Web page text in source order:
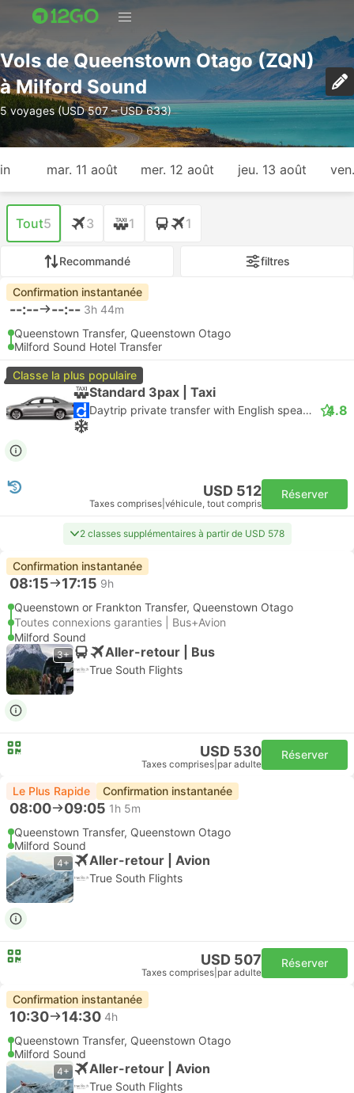
Vols de Queenstown Otago (ZQN)
à Milford Sound
5 voyages (USD 507 – USD 633)
mar. 11 août mer. 12 août jeu. 13 août
Tout5 3 1 1
Recommandé filtres
Confirmation instantanée
--:-- --:-- 3h 44m
Queenstown Transfer, Queenstown Otago
Milford Sound Hotel Transfer
Classe la plus populaire
Standard 3pax | Taxi
Daytrip private transfer with English speaking driver 4.8
USD 512
Taxes comprises véhicule, tout compris
Réserver
2 classes supplémentaires à partir de USD 578
Confirmation instantanée
08:15 17:15 9h
Queenstown or Frankton Transfer, Queenstown Otago
Toutes connexions garanties | Bus+Avion
Milford Sound
3+ Aller-retour | Bus
True South Flights
USD 530
Taxes comprises par adulte
Réserver
Le Plus Rapide Confirmation instantanée
08:00 09:05 1h 5m
Queenstown Transfer, Queenstown Otago
Milford Sound
4+ Aller-retour | Avion
True South Flights
USD 507
Taxes comprises par adulte
Réserver
Confirmation instantanée
10:30 14:30 4h
Queenstown Transfer, Queenstown Otago
Milford Sound
4+ Aller-retour | Avion
True South Flights